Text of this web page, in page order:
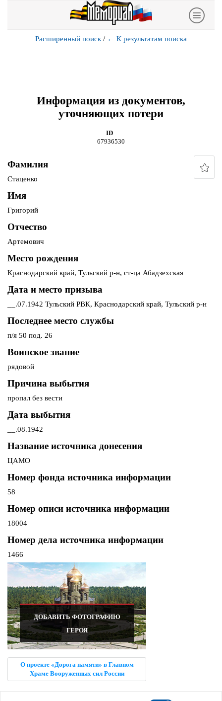
Расширенный поиск / ← К результатам поиска
Информация из документов,
уточняющих потери
ID
67936530
Фамилия
Стаценко
Имя
Григорий
Отчество
Артемович
Место рождения
Краснодарский край, Тульский р-н, ст-ца Абадзехская
Дата и место призыва
__.07.1942 Тульский РВК, Краснодарский край, Тульский р-н
Последнее место службы
п/я 50 под. 26
Воинское звание
рядовой
Причина выбытия
пропал без вести
Дата выбытия
__.08.1942
Название источника донесения
ЦАМО
Номер фонда источника информации
58
Номер описи источника информации
18004
Номер дела источника информации
1466
ДОБАВИТЬ ФОТОГРАФИЮ
ГЕРОЯ
О проекте «Дорога памяти» в Главном
Храме Вооруженных сил России